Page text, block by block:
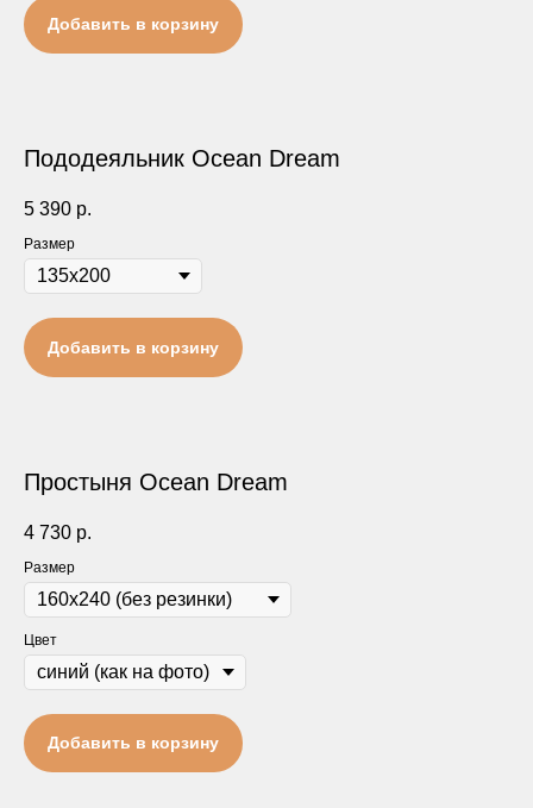
Добавить в корзину
Пододеяльник Ocean Dream
5 390 р.
Размер
Добавить в корзину
Простыня Ocean Dream
4 730 р.
Размер
Цвет
Добавить в корзину